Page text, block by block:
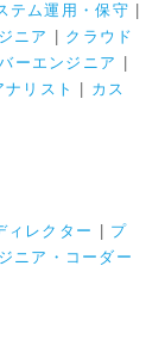
テム運用・保守
ニア
クラウド
ーエンジニア
リスト
カス
ィレクター
プ
ニア・コーダー